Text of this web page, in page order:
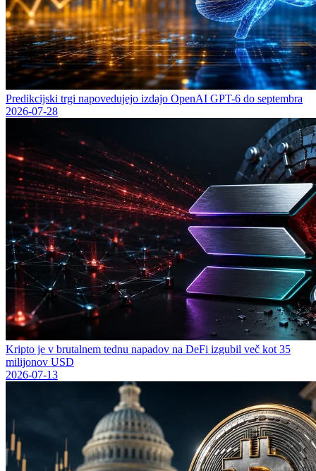
Predikcijski trgi napovedujejo izdajo OpenAI GPT-6 do septembra
2026-07-28
Kripto je v brutalnem tednu napadov na DeFi izgubil več kot 35
milijonov USD
2026-07-13